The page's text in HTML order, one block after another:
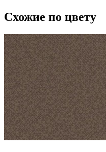
Схожие по цвету